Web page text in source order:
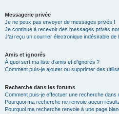
Messagerie privée
Je ne peux pas envoyer de messages privés !
Je continue à recevoir des messages privés
J’ai reçu un courrier électronique indésirable de
Amis et ignorés
À quoi sert ma liste d’amis et d’ignorés ?
Comment puis-je ajouter ou supprimer des
Recherche dans les forums
Comment puis-je effectuer une recherche dans
Pourquoi ma recherche ne renvoie aucun
Pourquoi ma recherche renvoie à une page